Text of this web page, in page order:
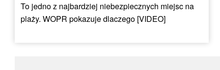
To jedno z najbardziej niebezpiecznych miejsc na
plaży. WOPR pokazuje dlaczego [VIDEO]